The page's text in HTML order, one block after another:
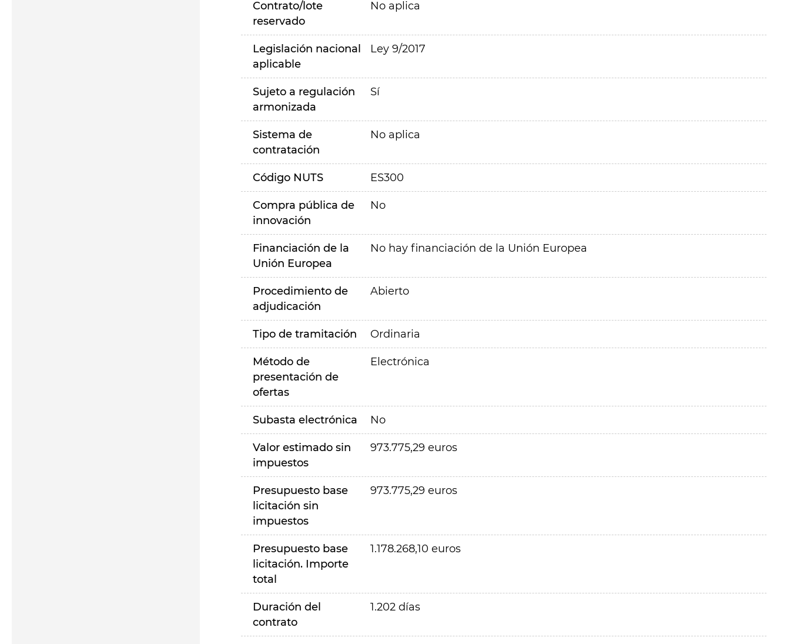
Contrato/lote
reservado
No aplica
Legislación nacional
aplicable
Ley 9/2017
Sujeto a regulación
armonizada
Sí
Sistema de
contratación
No aplica
Código NUTS ES300
Compra pública de
innovación
No
Financiación de la
Unión Europea
No hay financiación de la Unión Europea
Procedimiento de
adjudicación
Abierto
Tipo de tramitación Ordinaria
Método de
presentación de
ofertas
Electrónica
Subasta electrónica No
Valor estimado sin
impuestos
973.775,29 euros
Presupuesto base
licitación sin
impuestos
973.775,29 euros
Presupuesto base
licitación. Importe
total
1.178.268,10 euros
Duración del
contrato
1.202 días